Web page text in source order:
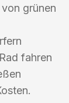
grünen
fahren